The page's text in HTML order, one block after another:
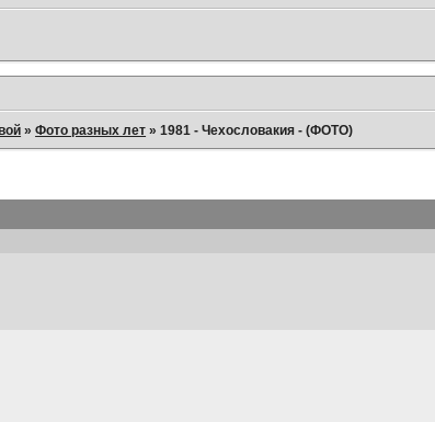
»Фото разных лет »1981 - Чехословакия - (ФОТО)